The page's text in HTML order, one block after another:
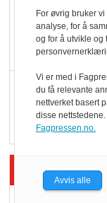
Siste
For øvrig bruker
analyse, for å
og for å utvikle og
Vi er med i
du få relevante
nettverket basert
disse
Fagpressen.no.
Avvis alle